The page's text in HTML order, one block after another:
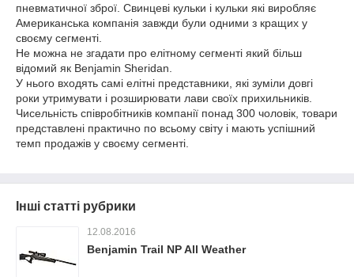
пневматичної зброї. Свинцеві кульки і кульки які виробляє
Американська компанія завжди були одними з кращих у
своєму сегменті.
Не можна не згадати про елітному сегменті який більш
відомий як Benjamin Sheridan.
У нього входять самі елітні представники, які зуміли довгі
роки утримувати і розширювати лави своїх прихильників.
Чисельність співробітників компанії понад 300 чоловік, товари
представлені практично по всьому світу і мають успішний
темп продажів у своєму сегменті.
Інші статті рубрики
12.08.2016
Benjamin Trail NP All Weather